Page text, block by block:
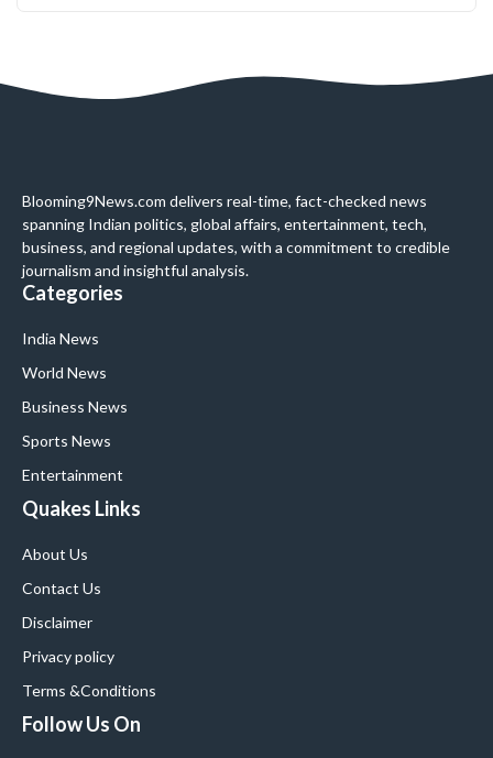
Blooming9News.com delivers real-time, fact-checked news
spanning Indian politics, global affairs, entertainment, tech,
business, and regional updates, with a commitment to credible
journalism and insightful analysis.
Categories
India News
World News
Business News
Sports News
Entertainment
Quakes Links
About Us
Contact Us
Disclaimer
Privacy policy
Terms &Conditions
Follow Us On